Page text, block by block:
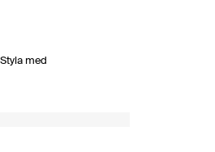
Styla med